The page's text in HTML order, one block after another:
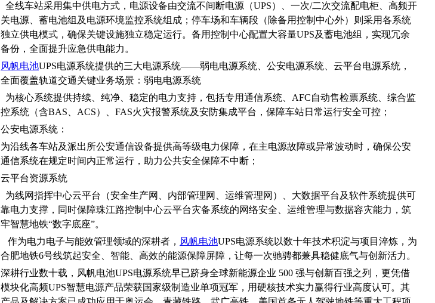
全线车站采用集中供电方式，电源设备由交流不间断电源（UPS）、一次/二次交流配电柜、高频开
关电源、蓄电池组及电源环境监控系统组成；停车场和车辆段（除备用控制中心外）则采用各系统
独立供电模式，确保关键设施独立稳定运行。备用控制中心配置大容量UPS及蓄电池组，实现冗余
备份，全面提升应急供电能力。
风帆电池UPS电源系统提供的三大电源系统——弱电电源系统、公安电源系统、云平台电源系统，
全面覆盖轨道交通关键业务场景：弱电电源系统
为核心系统提供持续、纯净、稳定的电力支持，包括专用通信系统、AFC自动售检票系统、综合监
控系统（含BAS、ACS）、FAS火灾报警系统及安防集成平台，保障车站日常运行安全可控；
公安电源系统：
为沿线各车站及派出所公安通信设备提供高等级电力保障，在主电源故障或异常波动时，确保公安
通信系统在规定时间内正常运行，助力公共安全保障不中断；
云平台资源系统
为线网指挥中心云平台（安全生产网、内部管理网、运维管理网）、大数据平台及软件系统提供可
靠电力支撑，同时保障珠江路控制中心云平台灾备系统的网络安全、运维管理与数据容灾能力，筑
牢智慧地铁“数字底座”。
作为电力电子与能效管理领域的深耕者， 风帆电池UPS电源系统以数十年技术积淀与项目淬炼，为
合肥地铁6号线筑起安全、智能、高效的能源保障屏障，让每一次驰骋都兼具稳健底气与创新活力。
深耕行业数十载，风帆电池UPS电源系统早已跻身全球新能源企业 500 强与创新百强之列，更凭借
模块化高频UPS智慧电源产品荣获国家级制造业单项冠军，用硬核技术实力赢得行业高度认可。其